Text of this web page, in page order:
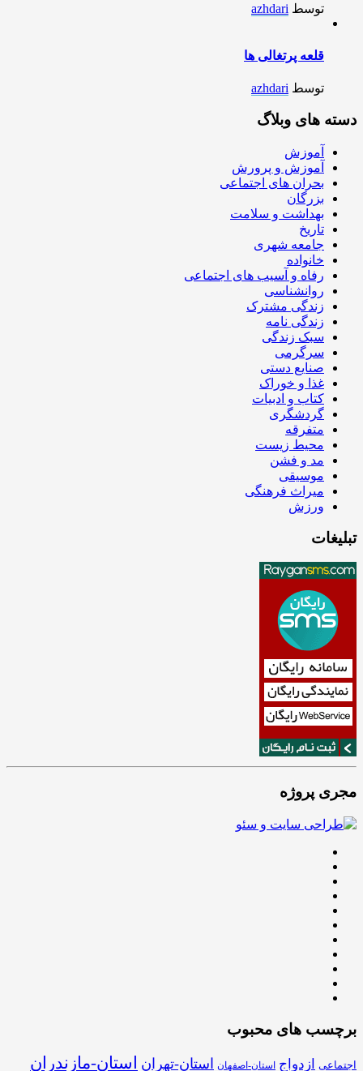
توسط azhdari
قلعه پرتغالی ها
توسط azhdari
دسته های وبلاگ
آموزش
آموزش و پرورش
بحران های اجتماعی
بزرگان
بهداشت و سلامت
تاریخ
جامعه شهری
خانواده
رفاه و آسیب های اجتماعی
روانشناسی
زندگی مشترک
زندگی نامه
سبک زندگی
سرگرمی
صنایع دستی
غذا و خوراک
کتاب و ادبیات
گردشگری
متفرقه
محیط زیست
مد و فشن
موسیقی
میراث فرهنگی
ورزش
تبلیغات
مجری پروژه
برچسب های محبوب
اجتماعی ازدواج استان-اصفهان استان-تهران استان-مازندران